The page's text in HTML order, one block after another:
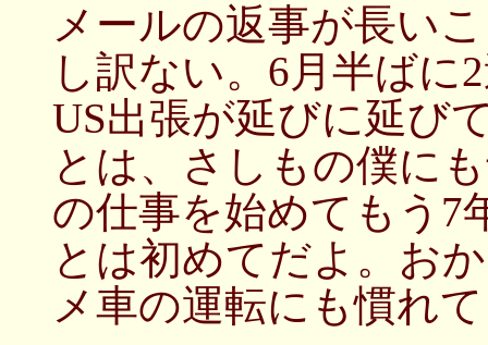
メールの返事が長い
し訳ない。6月半ばに
US出張が延びに延び
とは、さしもの僕に
の仕事を始めてもう7
とは初めてだよ。お
メ車の運転にも慣れ